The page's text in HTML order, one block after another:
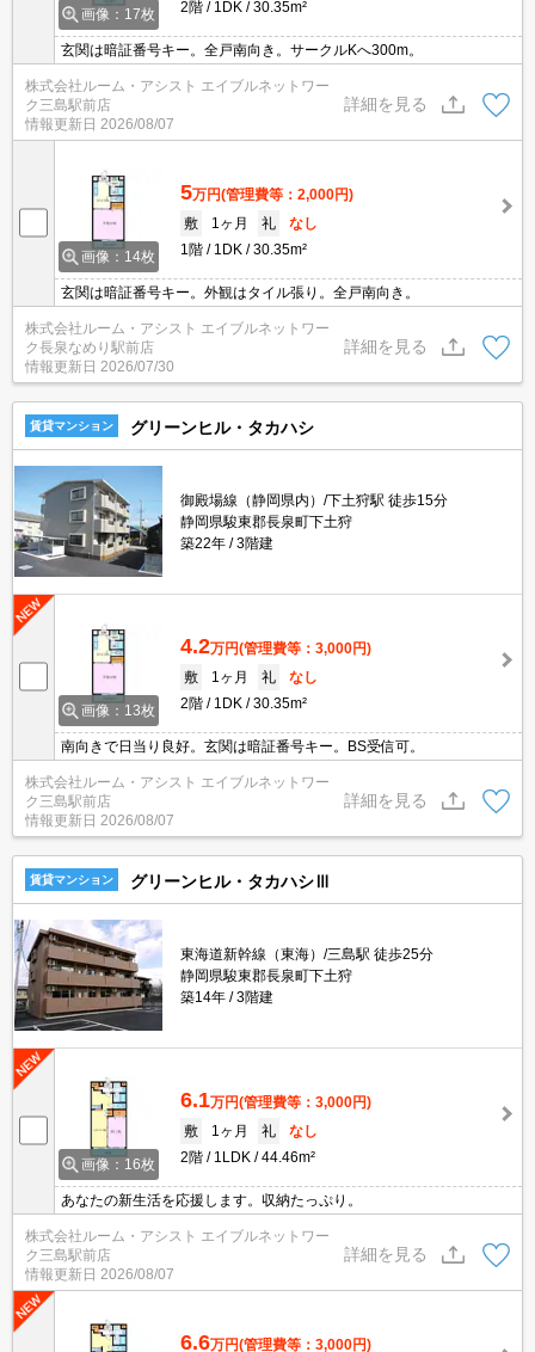
画像：17枚 2階 1DK 30.35m²
玄関は暗証番号キー。全戸南向き。サークルKへ300m。
株式会社ルーム・アシスト エイブルネットワー
ク三島駅前店
情報更新日 2026/08/07
詳細を見る
画像：14枚
5万円(管理費等：2,000円)
敷
1ヶ月 礼
なし
1階
1DK 30.35m²
玄関は暗証番号キー。外観はタイル張り。全戸南向き。
株式会社ルーム・アシスト エイブルネットワー
ク長泉なめり駅前店
情報更新日 2026/07/30
詳細を見る
賃貸マンション グリーンヒル・タカハシ
御殿場線（静岡県内）/下土狩駅 徒歩15分
静岡県駿東郡長泉町下土狩
築22年
3階建
画像：13枚
4.2万円(管理費等：3,000円)
敷
1ヶ月 礼
なし
2階
1DK 30.35m²
南向きで日当り良好。玄関は暗証番号キー。BS受信可。
株式会社ルーム・アシスト エイブルネットワー
ク三島駅前店
情報更新日 2026/08/07
詳細を見る
賃貸マンション グリーンヒル・タカハシⅢ
東海道新幹線（東海）/三島駅 徒歩25分
静岡県駿東郡長泉町下土狩
築14年
3階建
画像：16枚
6.1万円(管理費等：3,000円)
敷
1ヶ月 礼
なし
2階
1LDK 44.46m²
あなたの新生活を応援します。収納たっぷり。
株式会社ルーム・アシスト エイブルネットワー
ク三島駅前店
情報更新日 2026/08/07
詳細を見る
6.6万円(管理費等：3,000円)